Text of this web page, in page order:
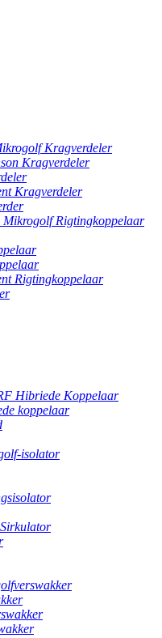
Kragverdeler
Kragverdeler
Kragverdeler
Mikrogolf Rigtingkoppelaar
Rigtingkoppelaar
Hibriede Koppelaar
koppelaar
isolator